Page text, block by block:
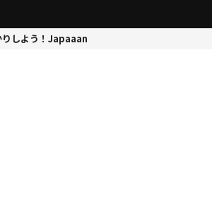
りしよう！Japaaan